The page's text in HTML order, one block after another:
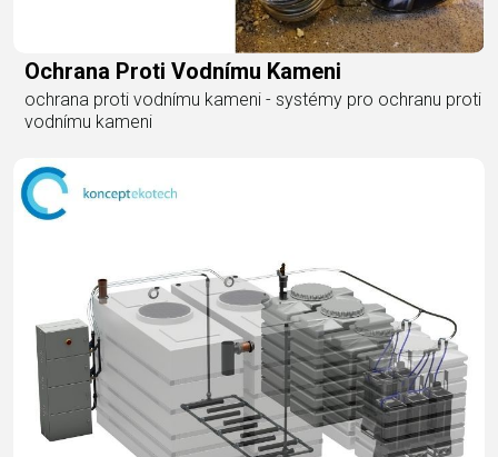
Ochrana Proti Vodnímu Kameni
ochrana proti vodnímu kameni - systémy pro ochranu proti
vodnímu kameni